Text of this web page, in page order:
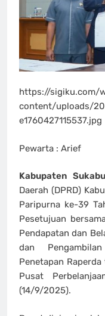
https://sigiku.com/
content/uploads/
e1760427115537.jpg
Pewarta : Arief
Kabupaten
Daerah (DPRD)
Paripurna ke-39
Pesetujuan
Pendapatan dan
dan
Penetapan
Pusat
(14/9/2025).